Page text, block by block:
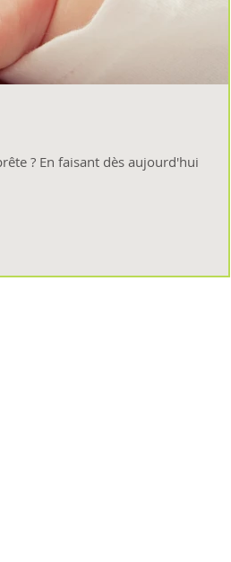
? En faisant dès aujourd'hui